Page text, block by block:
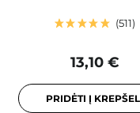
511
13,10 €
PRIDĖTI Į